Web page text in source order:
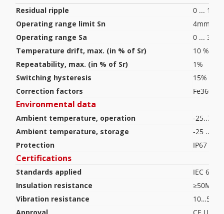
Residual ripple
0 ... 10
Operating range limit Sn
4mm
Operating range Sa
0 ... 3.2
Temperature drift, max. (in % of Sr)
10 %
Repeatability, max. (in % of Sr)
1%
Switching hysteresis
15%
Correction factors
Fe360
Environmental data
Ambient temperature, operation
-25..70
Ambient temperature, storage
-25 ... 70
Protection
IP67
Certifications
Standards applied
IEC
Insulation resistance
≥50MΩ
Vibration resistance